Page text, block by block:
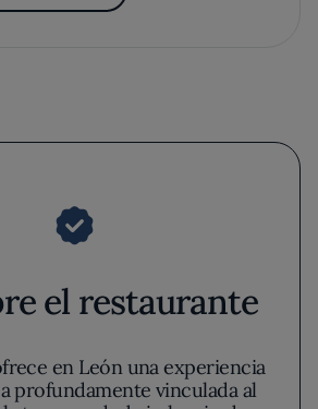
el restaurante
en León una experiencia
profundamente vinculada al